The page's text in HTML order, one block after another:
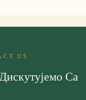
US
Са